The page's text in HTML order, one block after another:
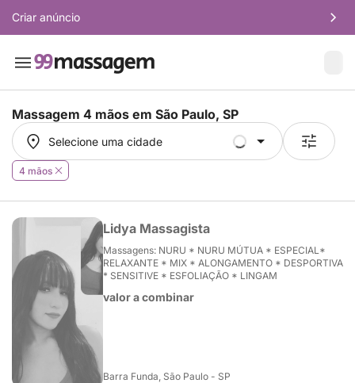
Criar anúncio
Massagem 4 mãos em São Paulo, SP
Selecione uma cidade
Selecione uma cidade
4 mãos
Lidya Massagista
Massagens: NURU * NURU MÚTUA * ESPECIAL*
RELAXANTE * MIX * ALONGAMENTO * DESPORTIVA
* SENSITIVE * ESFOLIAÇÃO * LINGAM
valor a combinar
Barra Funda, São Paulo - SP